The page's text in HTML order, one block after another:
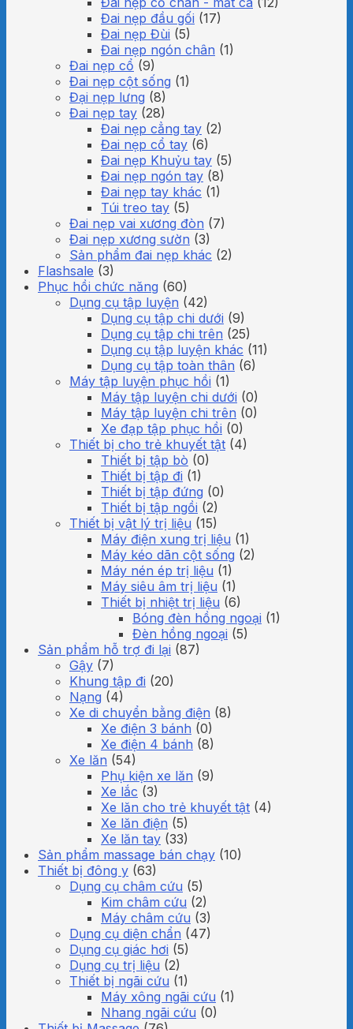
Đai nẹp đầu gối (17)
Đai nẹp Đùi (5)
Đai nẹp ngón chân (1)
Đai nẹp cổ (9)
Đai nẹp cột sống (1)
Đại nẹp lưng (8)
Đai nẹp tay (28)
Đai nẹp cẳng tay (2)
Đai nẹp cổ tay (6)
Đai nẹp Khuỷu tay (5)
Đai nẹp ngón tay (8)
Đai nẹp tay khác (1)
Túi treo tay (5)
Đai nẹp vai xương đòn (7)
Đai nẹp xương sườn (3)
Sản phẩm đai nẹp khác (2)
Flashsale (3)
Phục hồi chức năng (60)
Dụng cụ tập luyện (42)
Dụng cụ tập chi dưới (9)
Dụng cụ tập chi trên (25)
Dụng cụ tập luyện khác (11)
Dụng cụ tập toàn thân (6)
Máy tập luyện phục hồi (1)
Máy tập luyện chi dưới (0)
Máy tập luyện chi trên (0)
Xe đạp tập phục hồi (0)
Thiết bị cho trẻ khuyết tật (4)
Thiết bị tập bò (0)
Thiết bị tập đi (1)
Thiết bị tập đứng (0)
Thiết bị tập ngồi (2)
Thiết bị vật lý trị liệu (15)
Máy điện xung trị liệu (1)
Máy kéo dãn cột sống (2)
Máy nén ép trị liệu (1)
Máy siêu âm trị liệu (1)
Thiết bị nhiệt trị liệu (6)
Bóng đèn hồng ngoại (1)
Đèn hồng ngoại (5)
Sản phẩm hỗ trợ đi lại (87)
Gậy (7)
Khung tập đi (20)
Nạng (4)
Xe di chuyển bằng điện (8)
Xe điện 3 bánh (0)
Xe điện 4 bánh (8)
Xe lăn (54)
Phụ kiện xe lăn (9)
Xe lắc (3)
Xe lăn cho trẻ khuyết tật (4)
Xe lăn điện (5)
Xe lăn tay (33)
Sản phẩm massage bán chạy (10)
Thiết bị đông y (63)
Dụng cụ châm cứu (5)
Kim châm cứu (2)
Máy châm cứu (3)
Dụng cụ diện chẩn (47)
Dụng cụ giác hơi (5)
Dụng cụ trị liệu (2)
Thiết bị ngãi cứu (1)
Máy xông ngãi cứu (1)
Nhang ngãi cứu (0)